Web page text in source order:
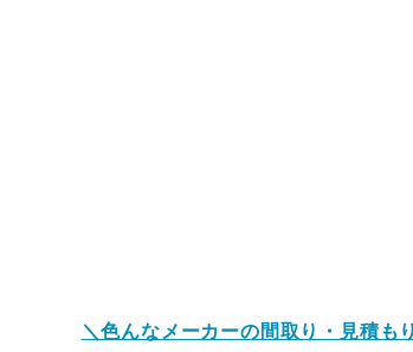
＼色んなメーカーの間取り・見積も